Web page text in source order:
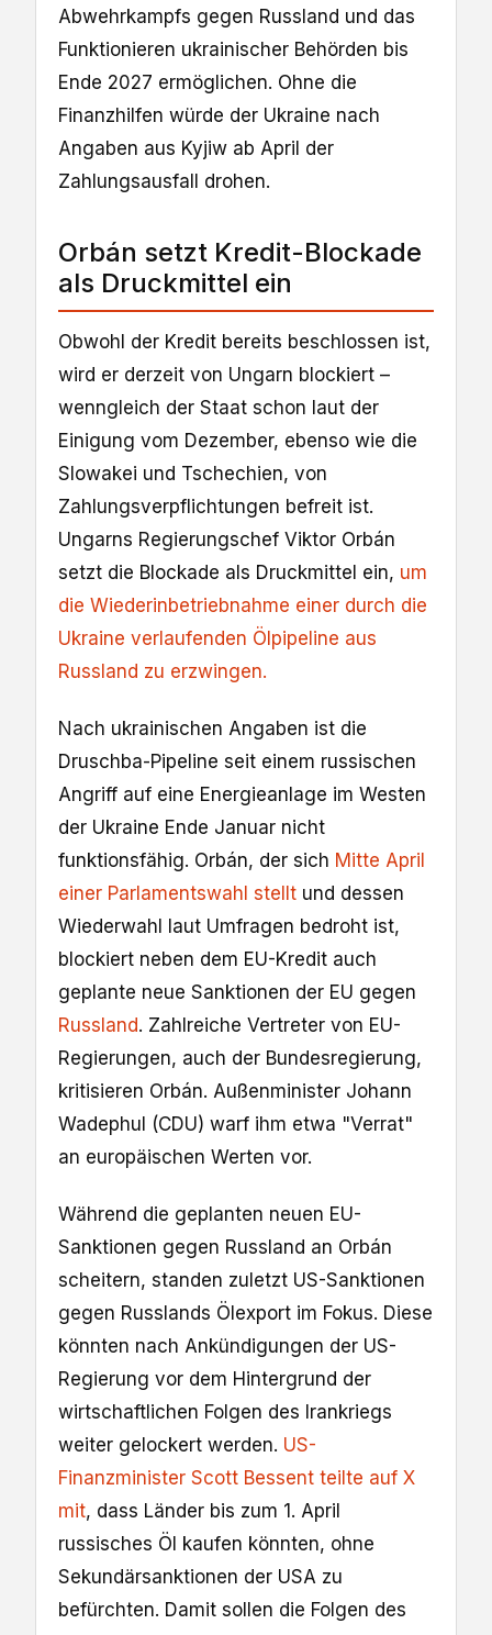
Abwehrkampfs gegen Russland und das
Funktionieren ukrainischer Behörden bis
Ende 2027 ermöglichen. Ohne die
Finanzhilfen würde der Ukraine nach
Angaben aus Kyjiw ab April der
Zahlungsausfall drohen.
Orbán setzt Kredit-Blockade
als Druckmittel ein
Obwohl der Kredit bereits beschlossen ist,
wird er derzeit von Ungarn blockiert –
wenngleich der Staat schon laut der
Einigung vom Dezember, ebenso wie die
Slowakei und Tschechien, von
Zahlungsverpflichtungen befreit ist.
Ungarns Regierungschef Viktor Orbán
setzt die Blockade als Druckmittel ein, um
die Wiederinbetriebnahme einer durch die
Ukraine verlaufenden Ölpipeline aus
Russland zu erzwingen.
Nach ukrainischen Angaben ist die
Druschba-Pipeline seit einem russischen
Angriff auf eine Energieanlage im Westen
der Ukraine Ende Januar nicht
funktionsfähig. Orbán, der sich Mitte April
einer Parlamentswahl stellt und dessen
Wiederwahl laut Umfragen bedroht ist,
blockiert neben dem EU-Kredit auch
geplante neue Sanktionen der EU gegen
Russland. Zahlreiche Vertreter von EU-
Regierungen, auch der Bundesregierung,
kritisieren Orbán. Außenminister Johann
Wadephul (CDU) warf ihm etwa "Verrat"
an europäischen Werten vor.
Während die geplanten neuen EU-
Sanktionen gegen Russland an Orbán
scheitern, standen zuletzt US-Sanktionen
gegen Russlands Ölexport im Fokus. Diese
könnten nach Ankündigungen der US-
Regierung vor dem Hintergrund der
wirtschaftlichen Folgen des Irankriegs
weiter gelockert werden. US-
Finanzminister Scott Bessent teilte auf X
mit, dass Länder bis zum 1. April
russisches Öl kaufen könnten, ohne
Sekundärsanktionen der USA zu
befürchten. Damit sollen die Folgen des